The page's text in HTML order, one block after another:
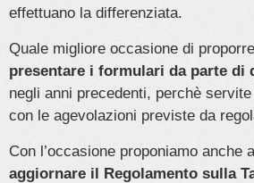
effettuano la differenziata.
Quale migliore occasione di
presentare i formulari da parte di
negli anni precedenti, perchè
con le agevolazioni previste da
Con l’occasione proponiamo anche
aggiornare il Regolamento sulla